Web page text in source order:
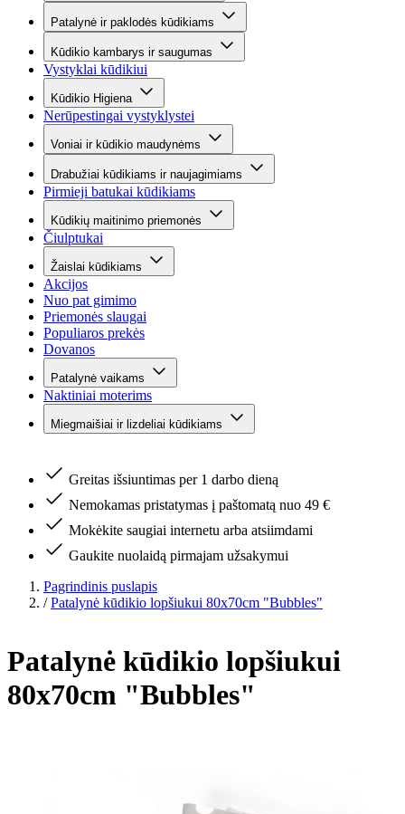
Patalynė ir paklodės kūdikiams
Kūdikio kambarys ir saugumas
Vystyklai kūdikiui
Kūdikio Higiena
Nerūpestingai vystyklystei
Voniai ir kūdikio maudynėms
Drabužiai kūdikiams ir naujagimiams
Pirmieji batukai kūdikiams
Kūdikių maitinimo priemonės
Čiulptukai
Žaislai kūdikiams
Akcijos
Nuo pat gimimo
Priemonės slaugai
Populiaros prekės
Dovanos
Patalynė vaikams
Naktiniai moterims
Miegmaišiai ir lizdeliai kūdikiams
Greitas išsiuntimas per 1 darbo dieną
Nemokamas pristatymas į paštomatą nuo 49 €
Mokėkite saugiai internetu arba atsiimdami
Gaukite nuolaidą pirmajam užsakymui
Pagrindinis puslapis
/ Patalynė kūdikio lopšiukui 80x70cm "Bubbles"
Patalynė kūdikio lopšiukui
80x70cm "Bubbles"